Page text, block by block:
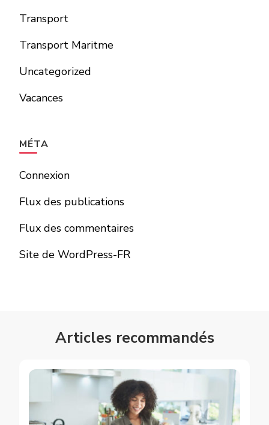
Transport
Transport Maritme
Uncategorized
Vacances
MÉTA
Connexion
Flux des publications
Flux des commentaires
Site de WordPress-FR
Articles recommandés